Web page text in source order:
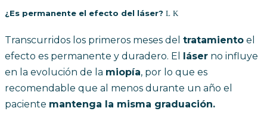
¿Es permanente el efecto del láser?
Transcurridos los primeros meses del tratamiento el
efecto es permanente y duradero. El
láser no influye
en la evolución de la miopía, por lo que es
recomendable que al menos durante un año el
paciente mantenga la misma graduación.